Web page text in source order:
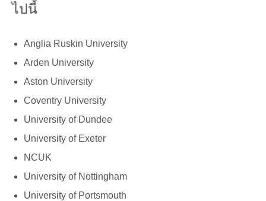
ไปนี้
Anglia Ruskin University
Arden University
Aston University
Coventry University
University of Dundee
University of Exeter
NCUK
University of Nottingham
University of Portsmouth